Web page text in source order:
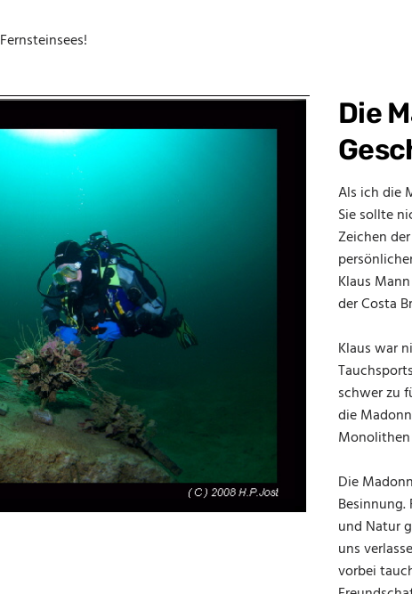
Die
Als ich die
Sie sollte
Zeichen
Klaus
der Costa
Klaus war
schwer zu
die
Monolithen
Die
und Natur
uns
vorbei